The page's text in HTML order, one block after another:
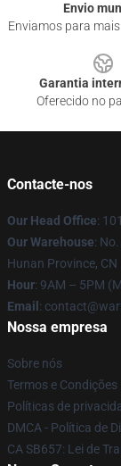
Envio
Enviamos para
Garantia
Oferecido no
Contacte-nos
Our Head Office:
Our Warehouse:
Hunan Province, CN
Hour: 9AM – 5PM
Email :
Nossa empresa
Sobre nós
Termos e Condições
Políticas de
DMCA - Política de
CA SB657: Lei de